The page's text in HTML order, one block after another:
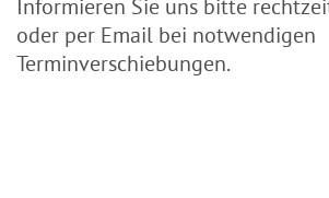
Informieren Sie uns bitte
oder per Email bei notwendigen
Terminverschiebungen.